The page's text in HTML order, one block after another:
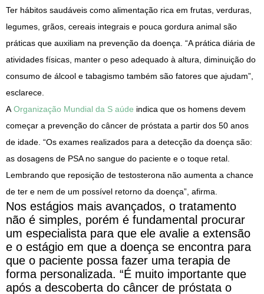
Ter hábitos saudáveis como alimentação rica em frutas, verduras,
legumes, grãos, cereais integrais e pouca gordura animal são
práticas que auxiliam na prevenção da doença. “A prática diária de
atividades físicas, manter o peso adequado à altura, diminuição do
consumo de álcool e tabagismo também são fatores que ajudam”,
esclarece.
AOrganização Mundial da S aúde indica que os homens devem
começar a prevenção do câncer de próstata a partir dos 50 anos
de idade. “Os exames realizados para a detecção da doença são:
as dosagens de PSA no sangue do paciente e o toque retal.
Lembrando que reposição de testosterona não aumenta a chance
de ter e nem de um possível retorno da doença”, afirma.
Nos estágios mais avançados, o tratamento
não é simples, porém é fundamental procurar
um especialista para que ele avalie a extensão
e o estágio em que a doença se encontra para
que o paciente possa fazer uma terapia de
forma personalizada. “É muito importante que
após a descoberta do câncer de próstata o